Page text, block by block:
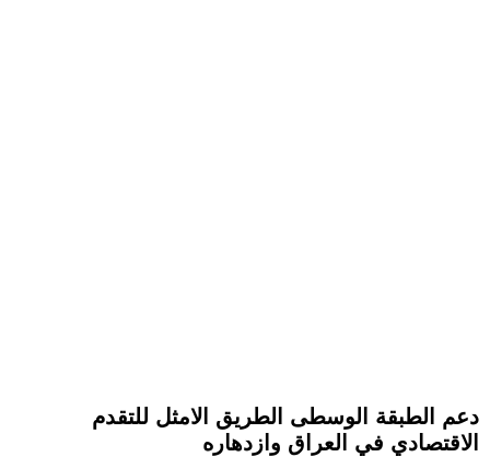
دعم الطبقة الوسطى الطريق الامثل للتقدم
الاقتصادي في العراق وازدهاره